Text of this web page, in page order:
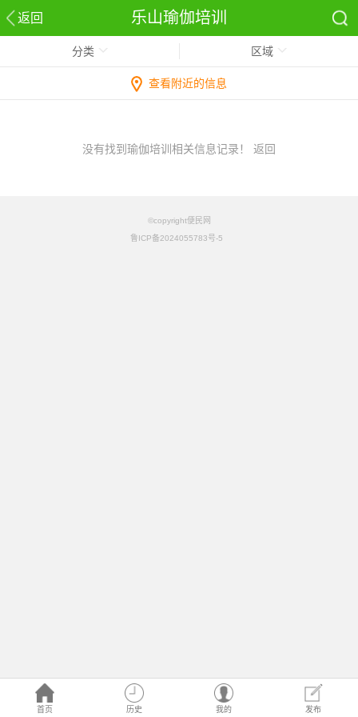
返回 乐山瑜伽培训
首页 历史 我的 发布
分类 区域
查看附近的信息
没有找到瑜伽培训相关信息记录！ 返回
©copyright便民网
鲁ICP备2024055783号-5